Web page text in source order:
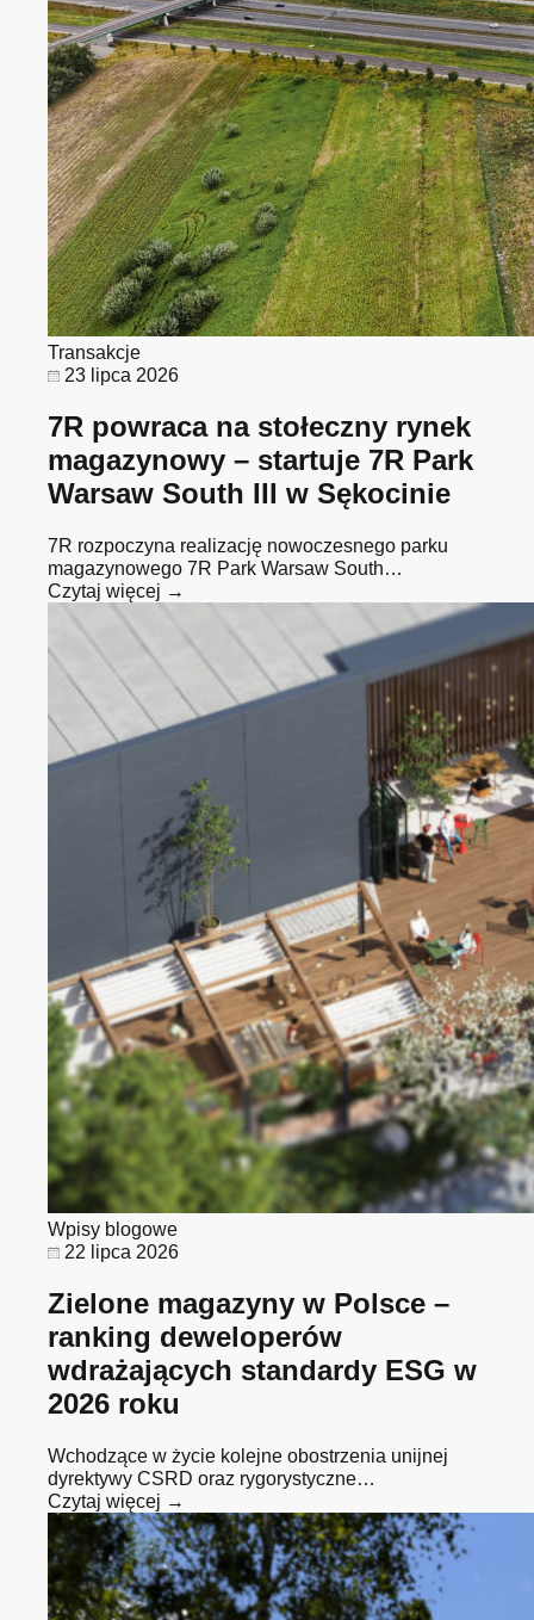
Transakcje
23 lipca 2026
7R powraca na stołeczny rynek
magazynowy – startuje 7R Park
Warsaw South III w Sękocinie
7R rozpoczyna realizację nowoczesnego parku
magazynowego 7R Park Warsaw South…
Czytaj więcej →
Wpisy blogowe
22 lipca 2026
Zielone magazyny w Polsce –
ranking deweloperów
wdrażających standardy ESG w
2026 roku
Wchodzące w życie kolejne obostrzenia unijnej
dyrektywy CSRD oraz rygorystyczne…
Czytaj więcej →